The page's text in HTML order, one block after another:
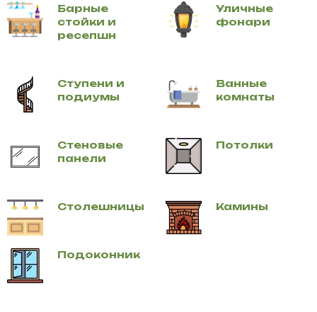
Барные
стойки и
ресепшн
Уличные
фонари
Ступени и
подиумы
Ванные
комнаты
Стеновые
панели
Потолки
Столешницы Камины
Подоконник